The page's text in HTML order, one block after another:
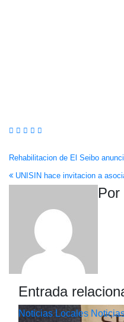
Navegación
de
entradas
Rehabilitacion de El Seibo
UNISIN hace invitacion a
Por
Entrada
Noticias Locales